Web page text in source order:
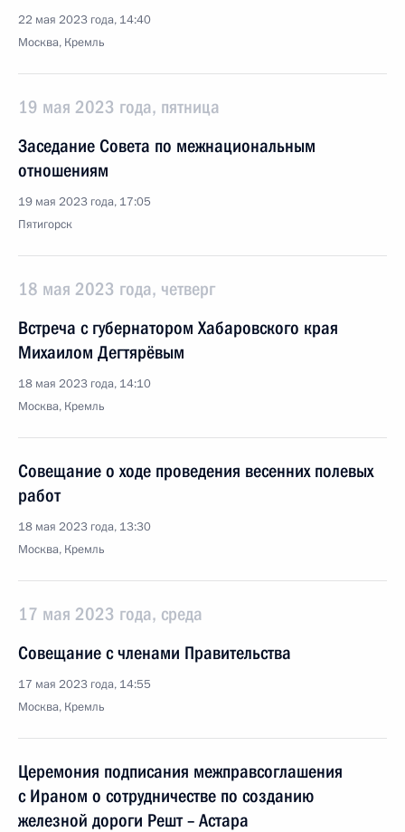
22 мая 2023 года, 14:40
Москва, Кремль
19 мая 2023 года, пятница
Заседание Совета по межнациональным
отношениям
19 мая 2023 года, 17:05
Пятигорск
18 мая 2023 года, четверг
Встреча с губернатором Хабаровского края
Михаилом Дегтярёвым
18 мая 2023 года, 14:10
Москва, Кремль
Совещание о ходе проведения весенних полевых
работ
18 мая 2023 года, 13:30
Москва, Кремль
17 мая 2023 года, среда
Совещание с членами Правительства
17 мая 2023 года, 14:55
Москва, Кремль
Церемония подписания межправcоглашения
с Ираном о сотрудничестве по созданию
железной дороги Решт – Астара